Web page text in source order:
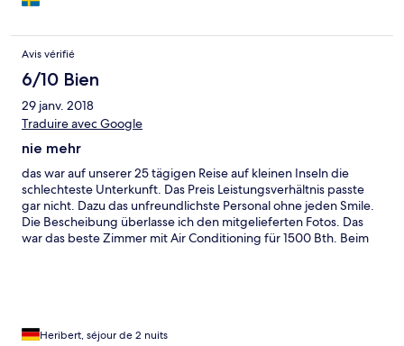
på ön och då vi gick in där så ringde de Mookies. Det tog bara
Avis vérifié
6/10 Bien
29 janv. 2018
Traduire avec Google
nie mehr
das war auf unserer 25 tägigen Reise auf kleinen Inseln die
schlechteste Unterkunft. Das Preis Leistungsverhältnis passte
gar nicht. Dazu das unfreundlichste Personal ohne jeden Smile.
Die Bescheibung überlasse ich den mitgelieferten Fotos. Das
war das beste Zimmer mit Air Conditioning für 1500 Bth. Beim
Heribert, séjour de 2 nuits